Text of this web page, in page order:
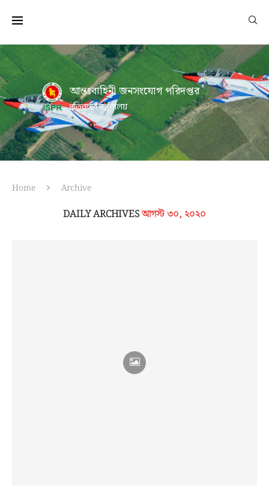
আন্তঃবাহিনী জনসংযোগ পরিদপ্তর
প্রতিরক্ষা মন্ত্রণালয়
Home Archive
DAILY ARCHIVESআগস্ট ৩০, ২০২০